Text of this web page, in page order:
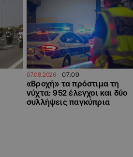
07.08.2026 07:09
«Βροχή» τα πρόστιμα τη
νύχτα: 952 έλεγχοι και δύο
συλλήψεις παγκύπρια